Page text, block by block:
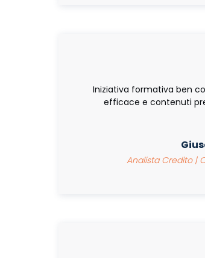
Iniziativa formativa ben
efficace e contenuti
Analista Credito |